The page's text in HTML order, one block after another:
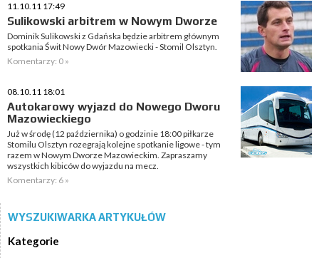
11.10.11 17:49
Sulikowski arbitrem w Nowym Dworze
Dominik Sulikowski z Gdańska będzie arbitrem głównym
spotkania Świt Nowy Dwór Mazowiecki - Stomil Olsztyn.
Komentarzy: 0 »
08.10.11 18:01
Autokarowy wyjazd do Nowego Dworu
Mazowieckiego
Już w środę (12 października) o godzinie 18:00 piłkarze
Stomilu Olsztyn rozegrają kolejne spotkanie ligowe - tym
razem w Nowym Dworze Mazowieckim. Zapraszamy
wszystkich kibiców do wyjazdu na mecz.
Komentarzy: 6 »
WYSZUKIWARKA ARTYKUŁÓW
Kategorie